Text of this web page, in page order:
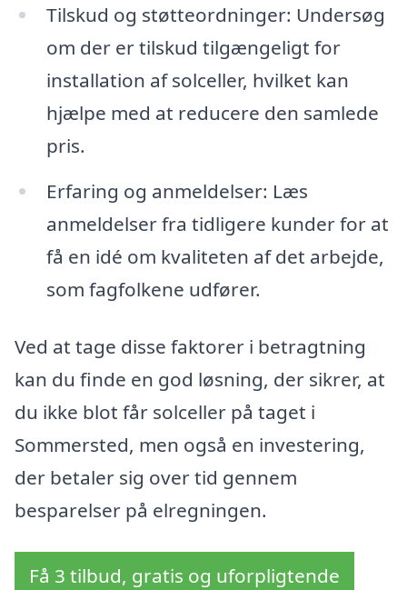
Tilskud og støtteordninger: Undersøg
om der er tilskud tilgængeligt for
installation af solceller, hvilket kan
hjælpe med at reducere den samlede
pris.
Erfaring og anmeldelser: Læs
anmeldelser fra tidligere kunder for at
få en idé om kvaliteten af det arbejde,
som fagfolkene udfører.
Ved at tage disse faktorer i betragtning
kan du finde en god løsning, der sikrer, at
du ikke blot får solceller på taget i
Sommersted, men også en investering,
der betaler sig over tid gennem
besparelser på elregningen.
Få 3 tilbud, gratis og uforpligtende